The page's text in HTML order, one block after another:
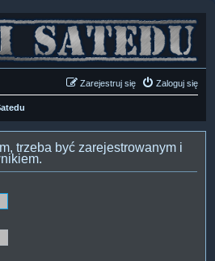
Zaloguj się
Zarejestruj się
trzeba być zarejestrowanym i